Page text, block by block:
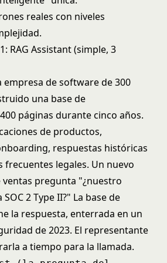
reales con niveles
RAG Assistant (simple, 3
empresa de software de 300
una base de
páginas durante cinco años.
de productos,
respuestas históricas
frecuentes legales. Un nuevo
pregunta "¿nuestro
2 Type II?" La base de
la respuesta, enterrada en un
de 2023. El representante
a tiempo para la llamada.